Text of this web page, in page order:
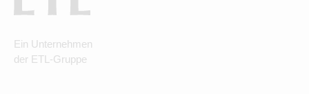
Ein Unternehmen
der ETL-Gruppe